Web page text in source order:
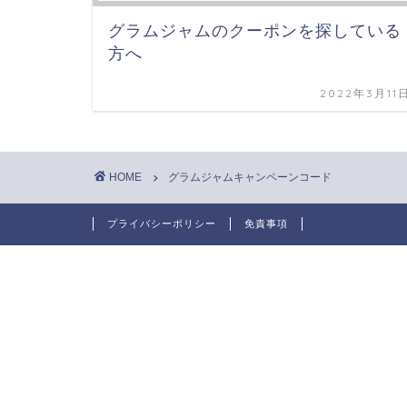
グラムジャムのクーポンを探している
方へ
2022年3月11
HOME グラムジャムキャンペーンコード
プライバシーポリシー 免責事項